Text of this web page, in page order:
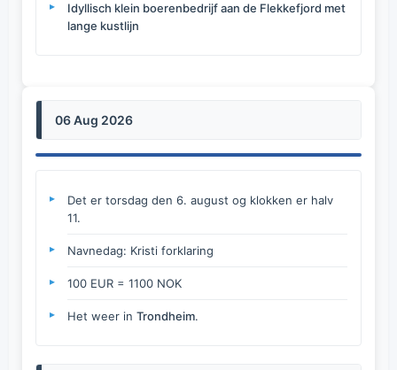
Idyllisch klein boerenbedrijf aan de Flekkefjord met
lange kustlijn
06 Aug 2026
Det er torsdag den 6. august og klokken er halv
11.
Navnedag: Kristi forklaring
100 EUR = 1100 NOK
Het weer in Trondheim.